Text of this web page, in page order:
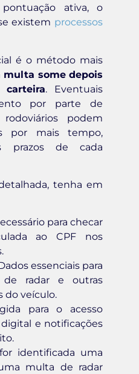
ativa, o
existem processos
é o método mais
multa some depois
. Eventuais
por parte de
podem
por mais tempo,
prazos de cada
tenha em
para checar
ao CPF nos
essenciais para
de radar e outras
do veículo.
para o acesso
e notificações
identificada uma
multa de radar